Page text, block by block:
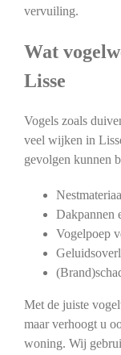
vervuiling.
Wat
Lisse
Vogels zoals
veel wijken in
gevolgen kunnen
Dakpannen
Vogelpoep
Met de juiste
maar verhoogt u
woning. Wij